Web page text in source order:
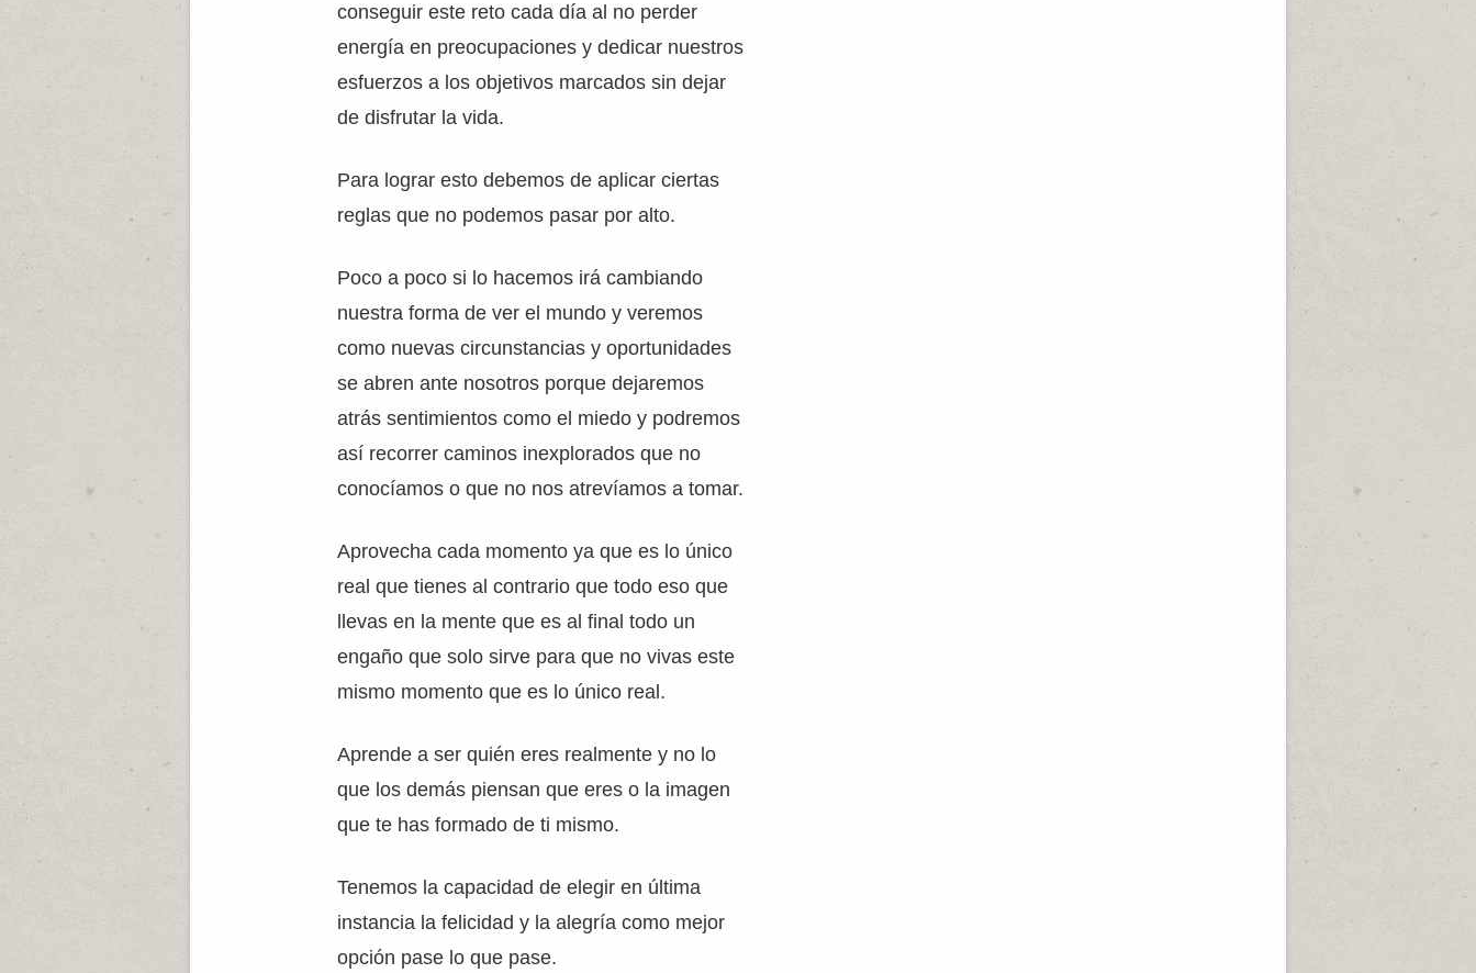
conseguir este reto cada día al no perder
energía en preocupaciones y dedicar nuestros
esfuerzos a los objetivos marcados sin dejar
de disfrutar la vida.
Para lograr esto debemos de aplicar ciertas
reglas que no podemos pasar por alto.
Poco a poco si lo hacemos irá cambiando
nuestra forma de ver el mundo y veremos
como nuevas circunstancias y oportunidades
se abren ante nosotros porque dejaremos
atrás sentimientos como el miedo y podremos
así recorrer caminos inexplorados que no
conocíamos o que no nos atrevíamos a tomar.
Aprovecha cada momento ya que es lo único
real que tienes al contrario que todo eso que
llevas en la mente que es al final todo un
engaño que solo sirve para que no vivas este
mismo momento que es lo único real.
Aprende a ser quién eres realmente y no lo
que los demás piensan que eres o la imagen
que te has formado de ti mismo.
Tenemos la capacidad de elegir en última
instancia la felicidad y la alegría como mejor
opción pase lo que pase.